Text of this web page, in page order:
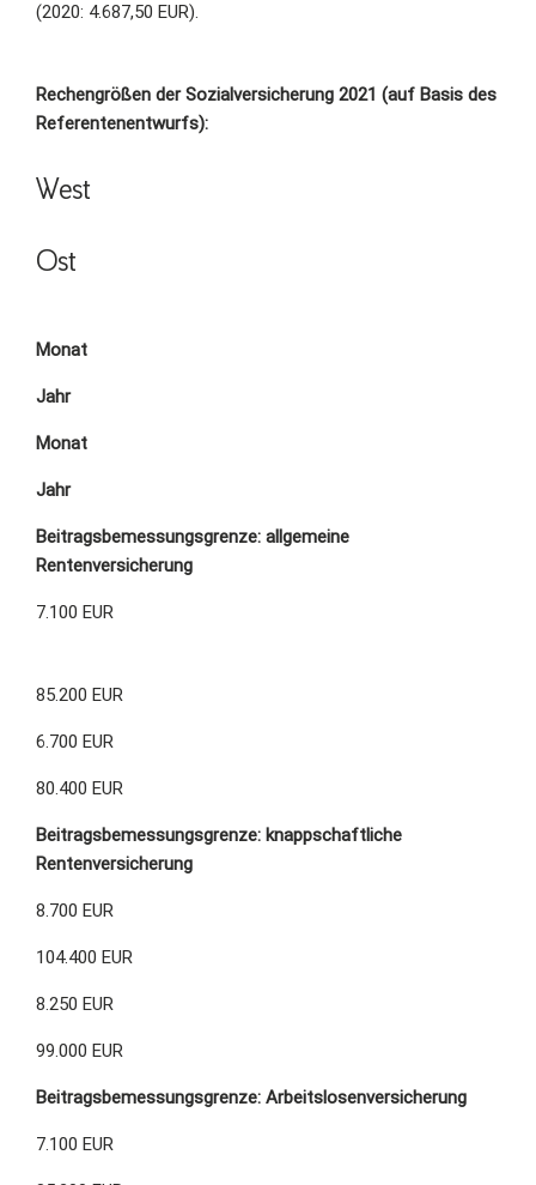
(2020: 4.687,50 EUR).
Rechengrößen der Sozialversicherung 2021 (auf Basis des
Referentenentwurfs):
West
Ost
Monat
Jahr
Monat
Jahr
Beitragsbemessungsgrenze: allgemeine
Rentenversicherung
7.100 EUR
85.200 EUR
6.700 EUR
80.400 EUR
Beitragsbemessungsgrenze: knappschaftliche
Rentenversicherung
8.700 EUR
104.400 EUR
8.250 EUR
99.000 EUR
Beitragsbemessungsgrenze: Arbeitslosenversicherung
7.100 EUR